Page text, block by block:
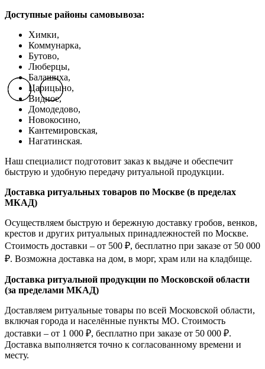
Доступные районы самовывоза:
Химки,
Коммунарка,
Бутово,
Люберцы,
Балашиха,
Царицыно,
Видное,
Домодедово,
Новокосино,
Кантемировская,
Нагатинская.
Наш специалист подготовит заказ к выдаче и обеспечит
быструю и удобную передачу ритуальной продукции.
Доставка ритуальных товаров по Москве (в пределах
МКАД)
Осуществляем быструю и бережную доставку гробов, венков,
крестов и других ритуальных принадлежностей по Москве.
Стоимость доставки – от 500 ₽, бесплатно при заказе от 50 000
₽. Возможна доставка на дом, в морг, храм или на кладбище.
Доставка ритуальной продукции по Московской области
(за пределами МКАД)
Доставляем ритуальные товары по всей Московской области,
включая города и населённые пункты МО. Стоимость
доставки – от 1 000 ₽, бесплатно при заказе от 50 000 ₽.
Доставка выполняется точно к согласованному времени и
месту.
Previous slide
Next slide
Previous slide
Next slide
Previous slide
Next slide